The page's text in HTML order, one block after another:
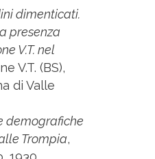
dimenticati.
presenza
V.T. nel
V.T. (BS),
di Valle
demografiche
Trompia,